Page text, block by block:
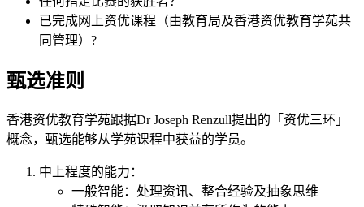
已完成网上资优课程（由教育局及香港资优教育学苑共
同管理）?
甄选准则
香港资优教育学苑跟据Dr Joseph Renzull提出的「资优三环」
概念，甄选能够从学苑课程中获益的学员。
中上程度的能力：
一般智能：处理资讯、整合经验及抽象思维